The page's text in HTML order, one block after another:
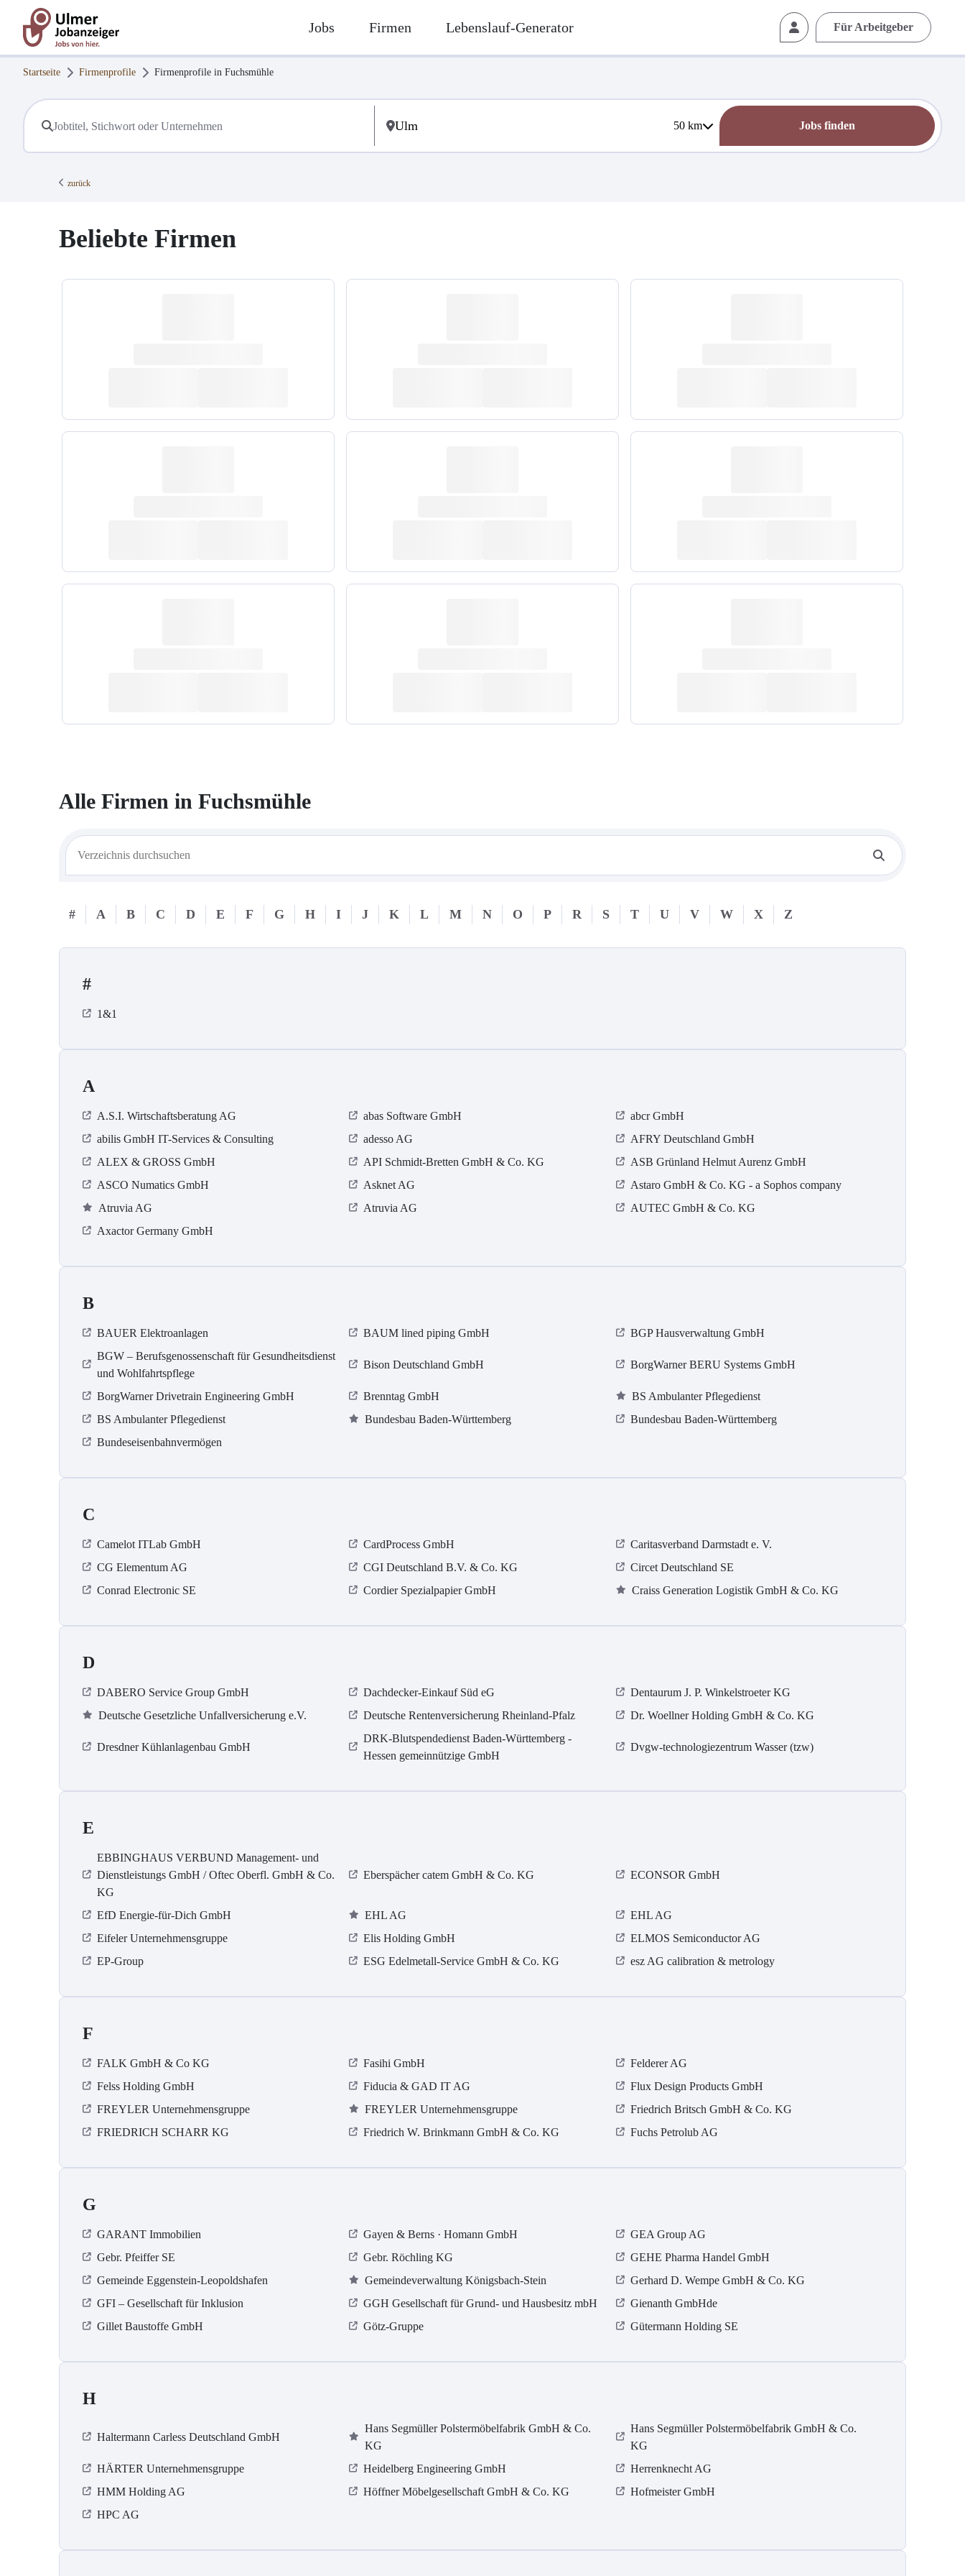
Jobs Firmen Lebenslauf-Generator Für Arbeitgeber
Startseite Firmenprofile Firmenprofile in Fuchsmühle
50km Jobs finden
zurück
Beliebte Firmen
Alle Firmen in Fuchsmühle
# A B C D E F G H I J K L M N O P R S T U V W X Z
#
1&1
A
A.S.I. Wirtschaftsberatung AG abas Software GmbH
abcr GmbH
abilis GmbH IT-Services & Consulting
adesso AG
AFRY Deutschland GmbH
ALEX & GROSS GmbH
API Schmidt-Bretten GmbH & Co. KG
ASB Grün­land Helmut Au­renz GmbH
ASCO Numatics GmbH
Asknet AG
Astaro GmbH & Co. KG - a Sophos company
Atruvia AG
Atruvia AG
AUTEC GmbH & Co. KG
Axactor Germany GmbH
B
BAUER Elektroanlagen BAUM lined piping GmbH
BGP Hausverwaltung GmbH
BGW – Berufsgenossenschaft für Gesundheitsdienst
und Wohlfahrtspflege
Bison Deutschland GmbH BorgWarner BERU Systems GmbH
BorgWarner Drivetrain Engineering GmbH Brenntag GmbH
BS Ambulanter Pflegedienst
BS Ambulanter Pflegedienst
Bundesbau Baden-Württemberg
Bundesbau Baden-Württemberg
Bundeseisenbahnvermögen
C
Camelot ITLab GmbH CardProcess GmbH
Caritasverband Darmstadt e. V.
CG Elementum AG
CGI Deutschland B.V. & Co. KG
Circet Deutschland SE
Conrad Electronic SE
Cordier Spezialpapier GmbH Craiss Generation Logistik GmbH & Co. KG
D
DABERO Service Group GmbH Dachdecker-Einkauf Süd eG
Dentaurum J. P. Winkelstroeter KG
Deutsche Gesetzliche Unfallversicherung e.V.
Deutsche Rentenversicherung Rheinland-Pfalz Dr. Woellner Holding GmbH & Co. KG
Dresdner Kühlanlagenbau GmbH
DRK-Blutspendedienst Baden-Württemberg -
Hessen gemeinnützige GmbH
Dvgw-technologiezentrum Wasser (tzw)
E
EBBINGHAUS VERBUND Management- und
Dienstleistungs GmbH / Oftec Oberfl. GmbH & Co.
KG
Eberspächer catem GmbH & Co. KG ECONSOR GmbH
EfD Energie-für-Dich GmbH EHL AG
EHL AG
Eifeler Unternehmensgruppe
Elis Holding GmbH
ELMOS Semiconductor AG
EP-Group
ESG Edelmetall-Service GmbH & Co. KG esz AG calibration & metrology
F
FALK GmbH & Co KG Fasihi GmbH
Felderer AG
Felss Holding GmbH
Fiducia & GAD IT AG
Flux Design Products GmbH
FREYLER Unternehmensgruppe
FREYLER Unternehmensgruppe
Friedrich Britsch GmbH & Co. KG
FRIEDRICH SCHARR KG
Friedrich W. Brinkmann GmbH & Co. KG Fuchs Petrolub AG
G
GARANT Immobilien Gayen & Berns · Homann GmbH
GEA Group AG
Gebr. Pfeiffer SE
Gebr. Röchling KG
GEHE Pharma Handel GmbH
Gemeinde Eggenstein-Leopoldshafen
Gemeindeverwaltung Königsbach-Stein
Gerhard D. Wempe GmbH & Co. KG
GFI – Gesellschaft für Inklusion
GGH Gesellschaft für Grund- und Hausbesitz mbH
Gienanth GmbHde
Gillet Baustoffe GmbH
Götz-Gruppe Gütermann Holding SE
H
Haltermann Carless Deutschland GmbH
Hans Segmüller Polstermöbelfabrik GmbH & Co.
KG
Hans Segmüller Polstermöbelfabrik GmbH & Co.
KG
HÄRTER Unternehmensgruppe
Heidelberg Engineering GmbH
Herrenknecht AG
HMM Holding AG
Höffner Möbelgesellschaft GmbH & Co. KG
Hofmeister GmbH
HPC AG